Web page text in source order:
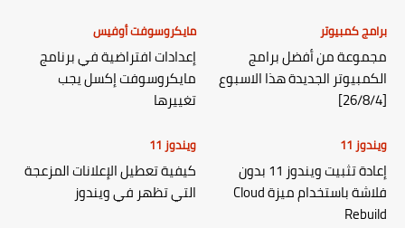
برامج كمبيوتر
مجموعة من أفضل برامج
الكمبيوتر الجديدة هذا الاسبوع
[26/8/4]
مايكروسوفت أوفيس
إعدادات افتراضية في برنامج
مايكروسوفت إكسل يجب
تغييرها
ويندوز 11
إعادة تثبيت ويندوز 11 بدون
فلاشة باستخدام ميزة Cloud
Rebuild
ويندوز 11
كيفية تعطيل الإعلانات المزعجة
التي تظهر في ويندوز